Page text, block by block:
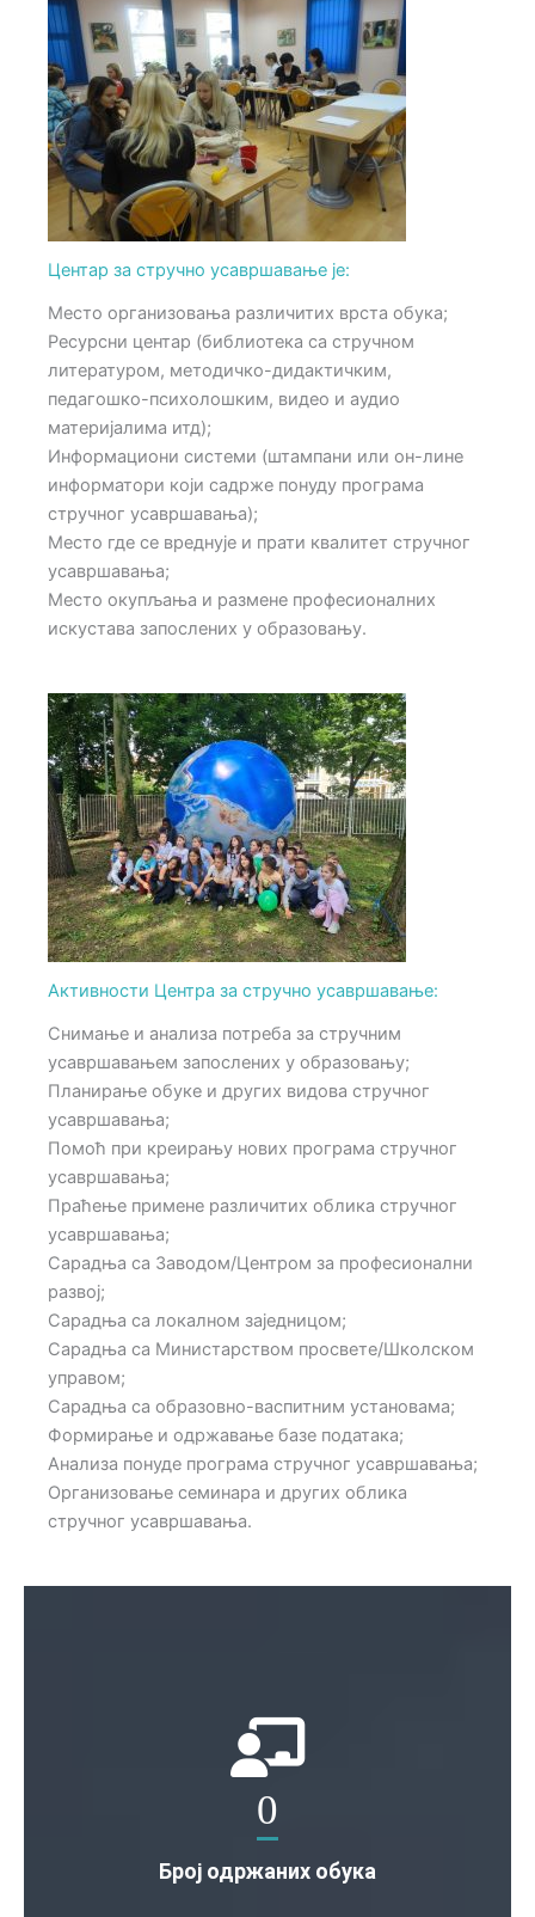
Центар за стручно усавршавање је:
Место организовања различитих врста обука;
Ресурсни центар (библиотека са стручном
литературом, методичко-дидактичким,
педагошко-психолошким, видео и аудио
материјалима итд);
Информациони системи (штампани или он-лине
информатори који садрже понуду програма
стручног усавршавања);
Место где се вреднује и прати квалитет стручног
усавршавања;
Место окупљања и размене професионалних
искустава запослених у образовању.
Активности Центра за стручно усавршавање:
Снимање и анализа потреба за стручним
усавршавањем запослених у образовању;
Планирање обуке и других видова стручног
усавршавања;
Помоћ при креирању нових програма стручног
усавршавања;
Праћење примене различитих облика стручног
усавршавања;
Сарадња са Заводом/Центром за професионални
развој;
Сарадња са локалном заједницом;
Сарадња са Министарством просвете/Школском
управом;
Сарадња са образовно-васпитним установама;
Формирање и одржавање базе података;
Анализа понуде програма стручног усавршавања;
Организовање семинара и других облика
стручног усавршавања.
0
Број одржаних обука